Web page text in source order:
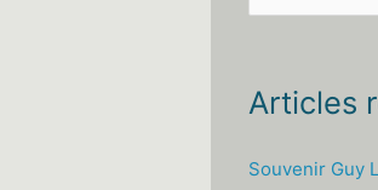
e
Articles
Souvenir Guy